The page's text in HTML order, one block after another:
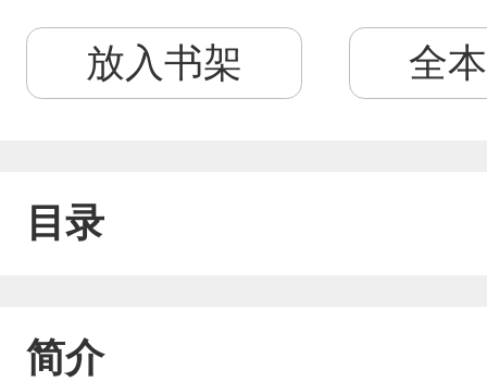
放入书架 全
目录
简介